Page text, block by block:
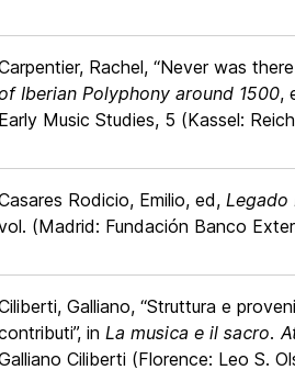
Rachel, “Never was
Iberian Polyphony around 1500,
Early Music Studies, 5 (Kassel:
Rodicio, Emilio, ed,Legado
(Madrid: Fundación Banco
Galliano, “Struttura e
inLa musica e il sacro.
Ciliberti (Florence: Leo S.